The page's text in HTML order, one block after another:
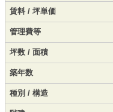
賃料 / 坪単価
管理費等
坪数 / 面積
築年数
種別 / 構造